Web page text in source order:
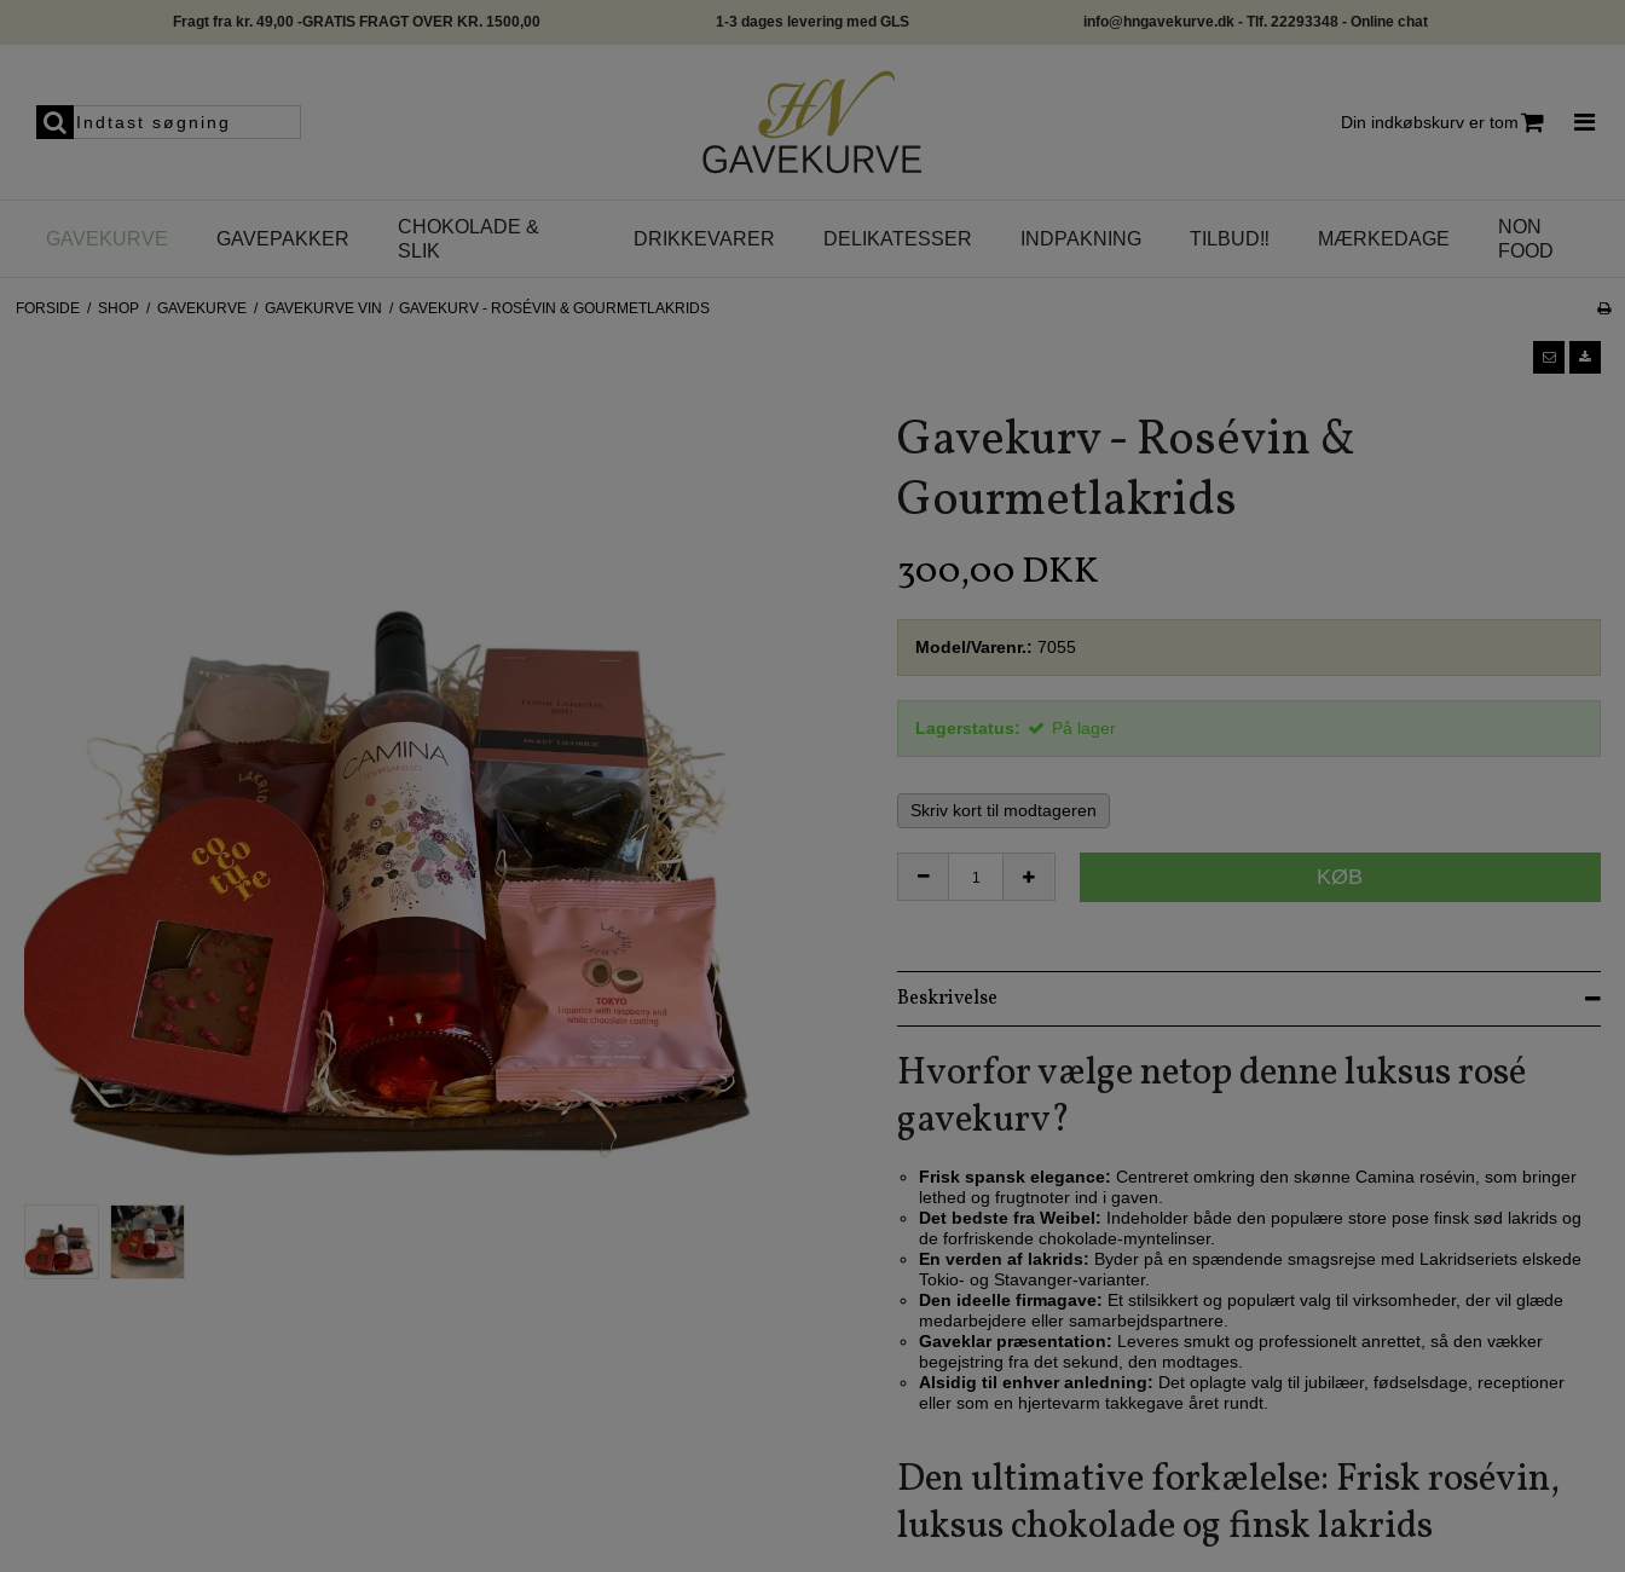
Fragt fra kr. 49,00 -GRATIS FRAGT OVER KR. 1500,00 1-3 dages levering med GLS info@hngavekurve.dk - Tlf. 22293348 - Online chat
Din indkøbskurv er tom
GAVEKURVE GAVEPAKKER
CHOKOLADE &
SLIK
DRIKKEVARER DELIKATESSER INDPAKNING TILBUD‼️ MÆRKEDAGE
NON
FOOD
FORSIDE / SHOP / GAVEKURVE / GAVEKURVE VIN / GAVEKURV - ROSÉVIN & GOURMETLAKRIDS
Gavekurv - Rosévin &
Gourmetlakrids
300,00 DKK
Model/Varenr.: 7055
Lagerstatus: På lager
Skriv kort til modtageren
KØB
Beskrivelse
Hvorfor vælge netop denne luksus rosé
gavekurv?
Frisk spansk elegance: Centreret omkring den skønne Camina rosévin, som bringer
lethed og frugtnoter ind i gaven.
Det bedste fra Weibel: Indeholder både den populære store pose finsk sød lakrids og
de forfriskende chokolade-myntelinser.
En verden af lakrids: Byder på en spændende smagsrejse med Lakridseriets elskede
Tokio- og Stavanger-varianter.
Den ideelle firmagave: Et stilsikkert og populært valg til virksomheder, der vil glæde
medarbejdere eller samarbejdspartnere.
Gaveklar præsentation: Leveres smukt og professionelt anrettet, så den vækker
begejstring fra det sekund, den modtages.
Alsidig til enhver anledning: Det oplagte valg til jubilæer, fødselsdage, receptioner
eller som en hjertevarm takkegave året rundt.
Den ultimative forkælelse: Frisk rosévin,
luksus chokolade og finsk lakrids